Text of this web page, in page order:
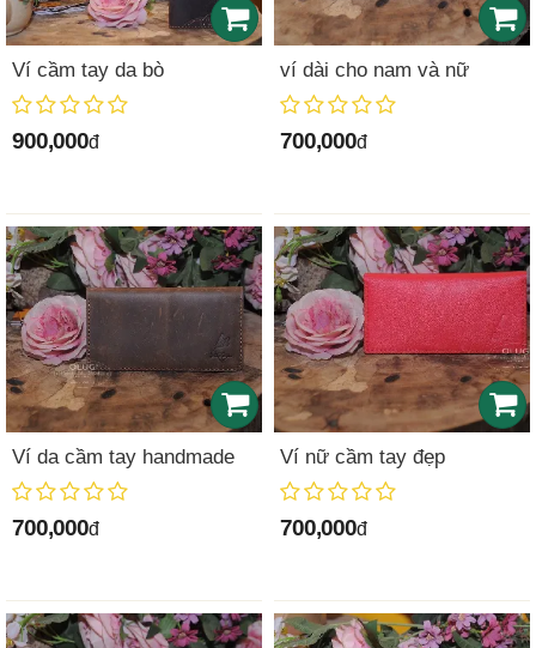
Ví cầm tay da bò
900,000đ
ví dài cho nam và nữ
700,000đ
Ví da cầm tay handmade
700,000đ
Ví nữ cầm tay đẹp
700,000đ